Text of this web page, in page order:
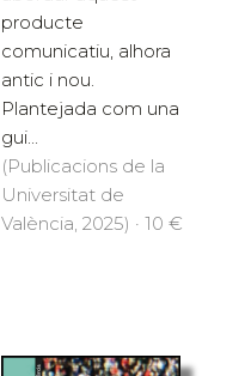
producte
comunicatiu, alhora
antic i nou.
Plantejada com una
gui...
(Publicacions de la
Universitat de
València, 2025) · 10 €